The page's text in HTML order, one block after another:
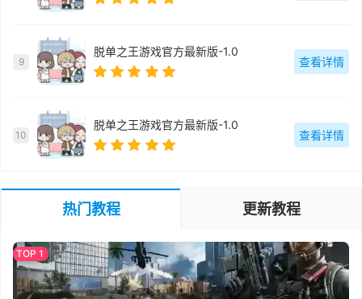
9
脱单之王游戏官方最新版-1.0
查看详情
10
脱单之王游戏官方最新版-1.0
查看详情
热门教程 更新教程